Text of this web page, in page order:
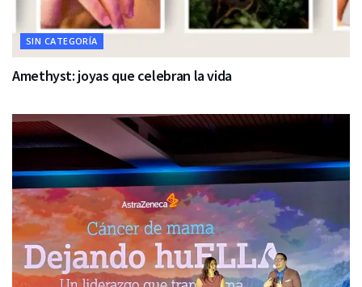
SIN CATEGORÍA
Amethyst: joyas que celebran la vida